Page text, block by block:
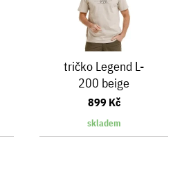
tričko Legend L-
200 beige
899 Kč
skladem